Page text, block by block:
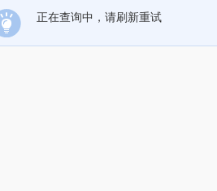
正在查询中，请刷新重试